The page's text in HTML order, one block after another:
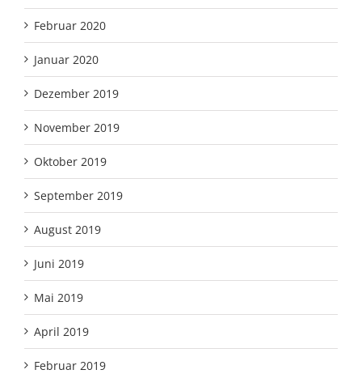
Februar 2020
Januar 2020
Dezember 2019
November 2019
Oktober 2019
September 2019
August 2019
Juni 2019
Mai 2019
April 2019
Februar 2019